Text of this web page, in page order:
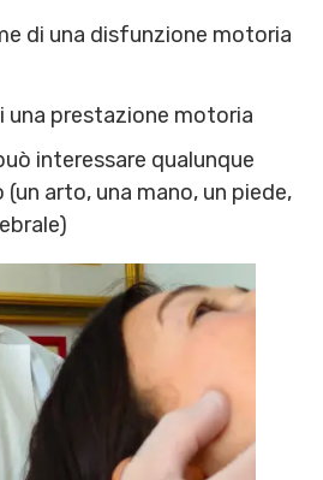
di una disfunzione motoria
una prestazione motoria
interessare qualunque
arto, una mano, un piede,